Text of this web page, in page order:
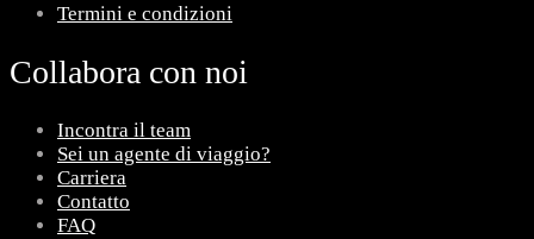
Termini e condizioni
Collabora con noi
Incontra il team
Sei un agente di viaggio?
Carriera
Contatto
FAQ